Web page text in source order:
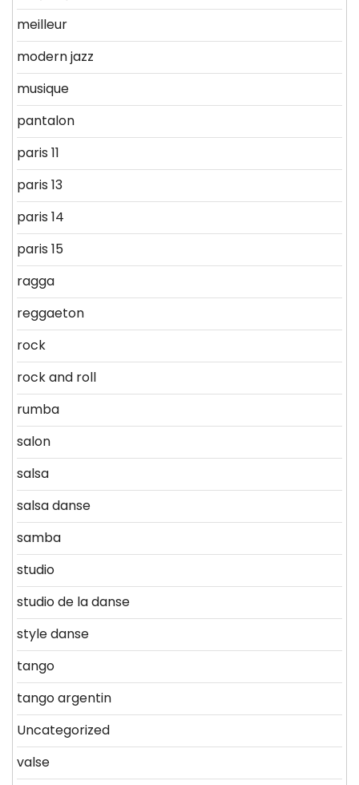
meilleur
modern jazz
musique
pantalon
paris 11
paris 13
paris 14
paris 15
ragga
reggaeton
rock
rock and roll
rumba
salon
salsa
salsa danse
samba
studio
studio de la danse
style danse
tango
tango argentin
Uncategorized
valse